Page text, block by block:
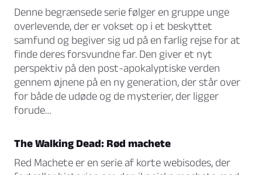
Denne begrænsede serie følger en gruppe unge
overlevende, der er vokset op i et beskyttet
samfund og begiver sig ud på en farlig rejse for at
finde deres forsvundne far. Den giver et nyt
perspektiv på den post-apokalyptiske verden
gennem øjnene på en ny generation, der står over
for både de udøde og de mysterier, der ligger
forude…
The Walking Dead: Rød machete
Red Machete er en serie af korte webisodes, der